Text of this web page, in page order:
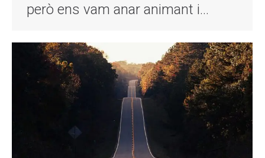
però ens vam anar animant i…